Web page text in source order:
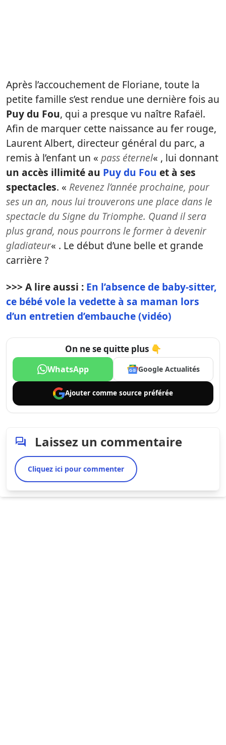
Après l’accouchement de Floriane, toute la
petite famille s’est rendue une dernière fois au
Puy du Fou, qui a presque vu naître Rafaël.
Afin de marquer cette naissance au fer rouge,
Laurent Albert, directeur général du parc, a
remis à l’enfant un « pass éternel« , lui donnant
un accès illimité au Puy du Fou et à ses
spectacles. « Revenez l’année prochaine, pour
ses un an, nous lui trouverons une place dans le
spectacle du Signe du Triomphe. Quand il sera
plus grand, nous pourrons le former à devenir
gladiateur« . Le début d’une belle et grande
carrière ?
>>> A lire aussi : En l’absence de baby-sitter,
ce bébé vole la vedette à sa maman lors
d’un entretien d’embauche (vidéo)
On ne se quitte plus 👇
WhatsApp Google Actualités
Ajouter comme source préférée
Laissez un commentaire
Cliquez ici pour commenter